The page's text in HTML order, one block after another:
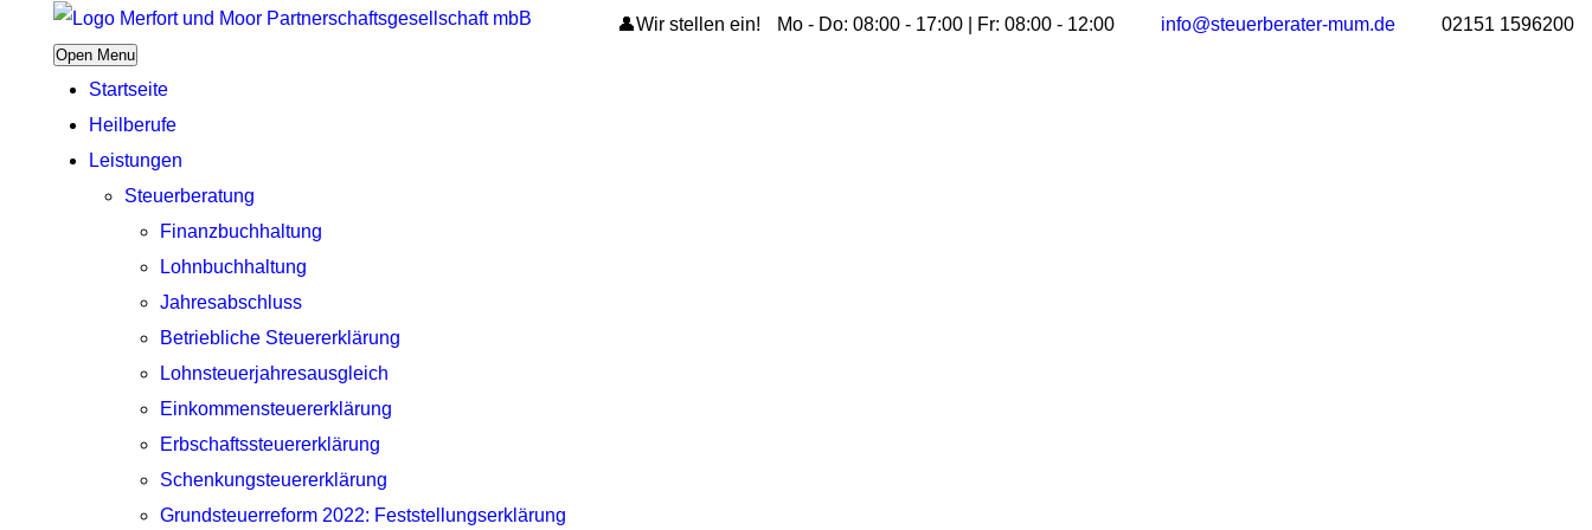
👤Wir stellen ein! Mo - Do: 08:00 - 17:00 | Fr: 08:00 - 12:00 info@steuerberater-mum.de 02151 1596200
Open Menu
Startseite
Heilberufe
Leistungen
Steuerberatung
Finanzbuchhaltung
Lohnbuchhaltung
Jahresabschluss
Betriebliche Steuererklärung
Lohnsteuerjahresausgleich
Einkommensteuererklärung
Erbschaftssteuererklärung
Schenkungsteuererklärung
Grundsteuerreform 2022: Feststellungserklärung